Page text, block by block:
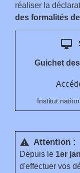
réaliser la
des formalités
desktop_mac
Guichet
Institut
warning Attention :
Depuis le 1er
d'effectuer vos